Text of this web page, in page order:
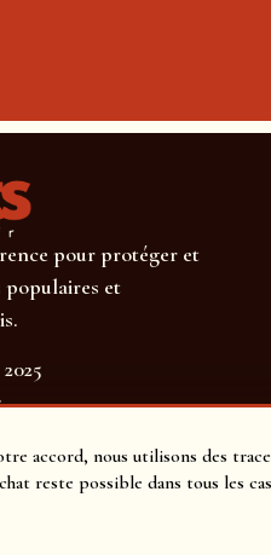
accord, nous utilisons des
reste possible dans tous les
pour protéger et
populaires et
RIEN MANQUER !